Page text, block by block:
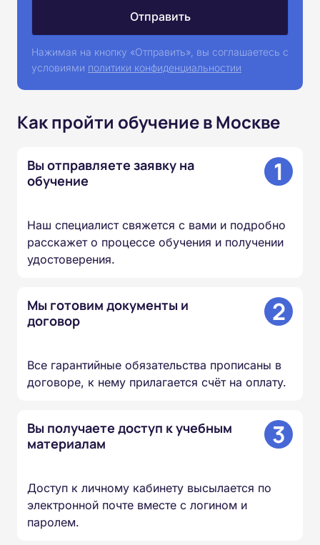
Нажимая на кнопку «Отправить», вы соглашаетесь с
условиями политики конфиденциальностии
Как пройти обучение в Москве
Вы отправляете заявку на
обучение
1
Наш специалист свяжется с вами и подробно
расскажет о процессе обучения и получении
удостоверения.
Мы готовим документы и
договор
2
Все гарантийные обязательства прописаны в
договоре, к нему прилагается счёт на оплату.
Вы получаете доступ к учебным
материалам
3
Доступ к личному кабинету высылается по
электронной почте вместе с логином и
паролем.